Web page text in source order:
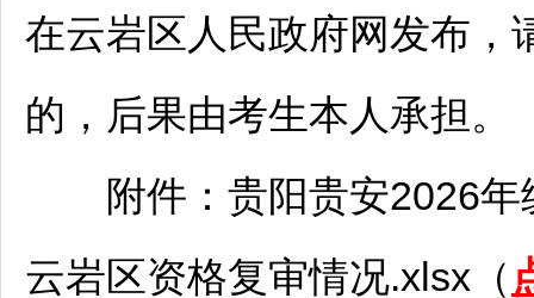
在云岩区人民政府网发布，
的，后果由考生本人承担。
附件： 贵阳贵安2026年
云岩区资格复审情况.xlsx（